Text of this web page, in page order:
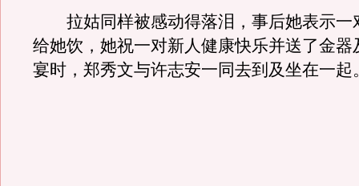
拉姑同样被感动得落泪，事后她表示一
给她饮，她祝一对新人健康快乐并送了金器
宴时，郑秀文与许志安一同去到及坐在一起